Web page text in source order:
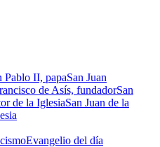
Pablo II, papaSan Juan
de Asís, fundadorSan
de la IglesiaSan Juan de la
Evangelio del día